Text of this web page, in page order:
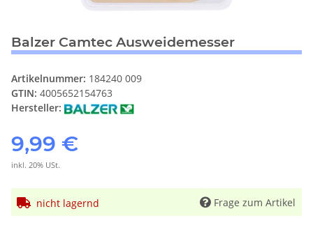
Balzer Camtec Ausweidemesser
Artikelnummer: 184240 009
GTIN: 4005652154763
Hersteller:
9,99 €
inkl. 20% USt.
nicht lagernd Frage zum Artikel